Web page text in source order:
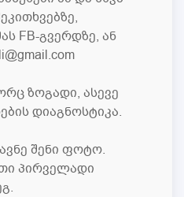
FB-გვერდზე, ან
ზოგადი, ასევე
დიაგნოსტიკა.
შენი ფოტო.
პირველადი